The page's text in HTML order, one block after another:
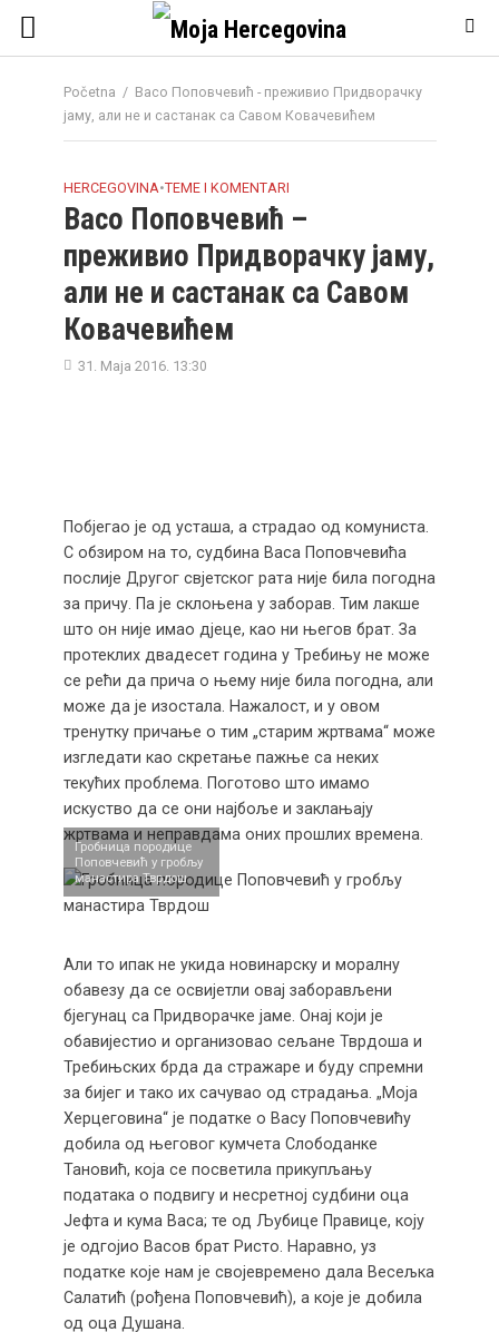
Početna / Васо Поповчевић - преживио Придворачку
јаму, али не и састанак са Савом Ковачевићем
HERCEGOVINA•TEME I KOMENTARI
Васо Поповчевић –
преживио Придворачку јаму,
али не и састанак са Савом
Ковачевићем
31. Maja 2016. 13:30
Побјегао је од усташа, а страдао од комуниста.
С обзиром на то, судбина Васа Поповчевића
послије Другог свјетског рата није била погодна
за причу. Па је склоњена у заборав. Тим лакше
што он није имао дјеце, као ни његов брат. За
протеклих двадесет година у Требињу не може
се рећи да прича о њему није била погодна, али
може да је изостала. Нажалост, и у овом
тренутку причање о тим „старим жртвама“ може
изгледати као скретање пажње са неких
текућих проблема. Поготово што имамо
искуство да се они најбоље и заклањају
жртвама и неправдама оних прошлих времена.
Гробница породице
Поповчевић у гробљу
манастира Тврдош
Али то ипак не укида новинарску и моралну
обавезу да се освијетли овај заборављени
бјегунац са Придворачке јаме. Онај који је
обавијестио и организовао сељане Тврдоша и
Требињских брда да стражаре и буду спремни
за бијег и тако их сачувао од страдања. „Моја
Херцеговина“ је податке о Васу Поповчевићу
добила од његовог кумчета Слободанке
Тановић, која се посветила прикупљању
података о подвигу и несретној судбини оца
Јефта и кума Васа; те од Љубице Правице, коју
је одгојио Васов брат Ристо. Наравно, уз
податке које нам је својевремено дала Весељка
Салатић (рођена Поповчевић), а које је добила
од оца Душана.